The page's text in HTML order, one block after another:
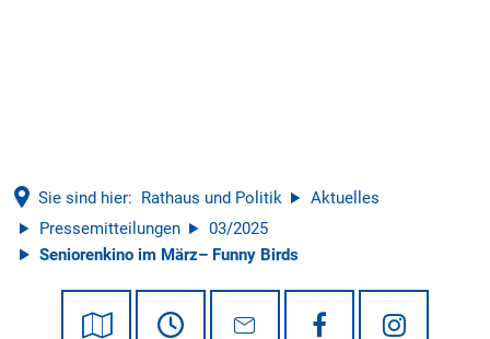
Sie sind hier: Rathaus und Politik
Aktuelles
Pressemitteilungen
03/2025
Seniorenkino im März– Funny Birds